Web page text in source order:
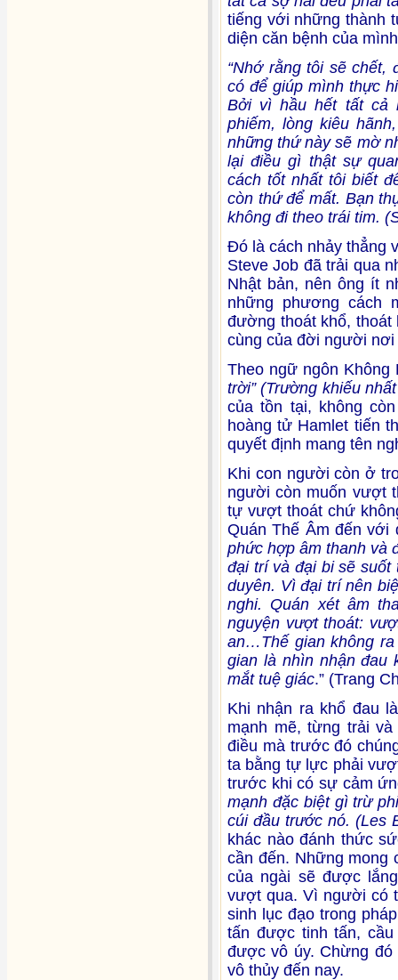
tiếng với những thành
diện căn bệnh của
“Nhớ rằng tôi sẽ chết,
có để giúp mình thực
Bởi vì hầu hết tất cả
phiếm, lòng kiêu
những thứ này sẽ mờ
lại điều gì thật sự
cách tốt nhất tôi biết
còn thứ để mất. Bạn
không đi theo trái tim.
Đó là cách nhảy thẳng
Steve Job đã trải qua
Nhật bản, nên ông ít
những phương cách
đường thoát khổ,
cùng của đời người nơi
Theo ngữ ngôn Không
trời” (Trường khiếu
của tồn tại, không
hoàng tử Hamlet tiến
quyết định mang tên
Khi con người còn ở
người còn muốn vượt
tự vượt thoát chứ
Quán Thế Âm đến với
phức hợp âm thanh và
đại trí và đại bi sẽ suốt
duyên. Vì đại trí nên
nghi. Quán xét âm
nguyện vượt thoát:
an…Thế gian không ra
gian là nhìn nhận đau
mắt tuệ giác.” (Trang
Khi nhận ra khổ đau
mạnh mẽ, từng trải
điều mà trước đó
ta bằng tự lực phải
trước khi có sự cảm
mạnh đặc biệt gì trừ
cúi đầu trước nó. (Les
khác nào đánh thức
cần đến. Những mong
của ngài sẽ được
vượt qua. Vì người có
sinh lục đạo trong
tấn được tinh tấn,
được vô úy. Chừng đó
vô thủy đến nay.